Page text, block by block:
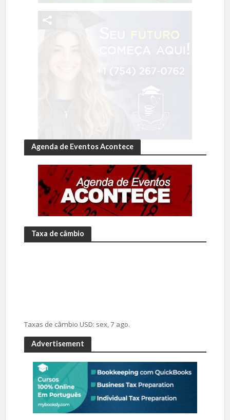
Agenda de Eventos Acontece
Taxa de câmbio
Taxas de câmbio USD: sex, 7 ago.
Advertisement